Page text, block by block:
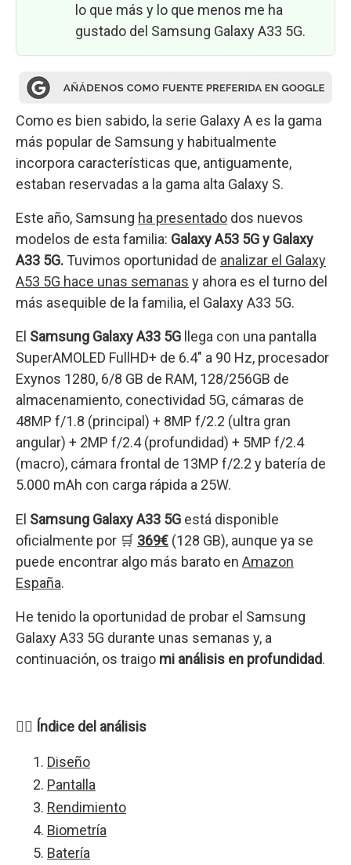
lo que más y lo que menos me ha
gustado del Samsung Galaxy A33 5G.
Como es bien sabido, la serie Galaxy A es la gama
más popular de Samsung y habitualmente
incorpora características que, antiguamente,
estaban reservadas a la gama alta Galaxy S.
Este año, Samsung ha presentado dos nuevos
modelos de esta familia: Galaxy A53 5G y Galaxy
A33 5G. Tuvimos oportunidad de analizar el Galaxy
A53 5G hace unas semanas y ahora es el turno del
más asequible de la familia, el Galaxy A33 5G.
El Samsung Galaxy A33 5G llega con una pantalla
SuperAMOLED FullHD+ de 6.4″ a 90 Hz, procesador
Exynos 1280, 6/8 GB de RAM, 128/256GB de
almacenamiento, conectividad 5G, cámaras de
48MP f/1.8 (principal) + 8MP f/2.2 (ultra gran
angular) + 2MP f/2.4 (profundidad) + 5MP f/2.4
(macro), cámara frontal de 13MP f/2.2 y batería de
5.000 mAh con carga rápida a 25W.
El Samsung Galaxy A33 5G está disponible
oficialmente por 🛒 369€ (128 GB), aunque ya se
puede encontrar algo más barato en Amazon
España.
He tenido la oportunidad de probar el Samsung
Galaxy A33 5G durante unas semanas y, a
continuación, os traigo mi análisis en profundidad.
👉🏻 Índice del análisis
Diseño
Pantalla
Rendimiento
Biometría
Batería